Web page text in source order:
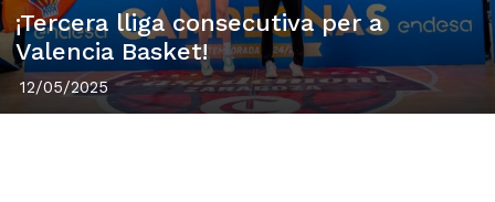
¡Tercera lliga consecutiva per a
Valencia Basket!
12/05/2025